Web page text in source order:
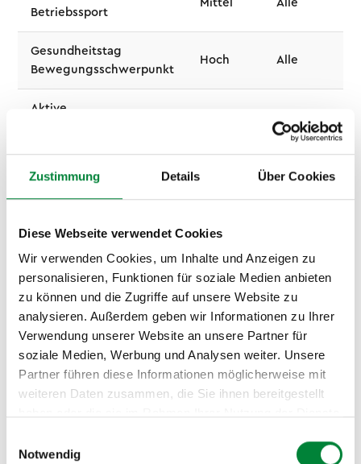
Zustimmung Details Über Cookies
Diese Webseite verwendet Cookies
Wir verwenden Cookies, um Inhalte und Anzeigen zu
personalisieren, Funktionen für soziale Medien anbieten
zu können und die Zugriffe auf unsere Website zu
analysieren. Außerdem geben wir Informationen zu Ihrer
Verwendung unserer Website an unsere Partner für
soziale Medien, Werbung und Analysen weiter. Unsere
Partner führen diese Informationen möglicherweise mit
weiteren Daten zusammen, die Sie ihnen bereitgestellt
Notwendig
Betriebssport
Mittel Alle
Gesundheitstag
Bewegungsschwerpunkt
Hoch Alle
Aktive
Wie viel Bewegung brauchen
Mitarbeitende im Büroalltag
wirklich?
DieWHO-Bewegungsempfehlungenfür Erwachsene
umfassen 150 bis 300 Minuten moderate Aktivität pro
Woche. Auf den Berufsalltag übertragen bedeutet das:
Wer acht Stunden sitzt und nicht aktiv gegensteuert,
sammelt ein wachsendes Bewegungsdefizit an, das